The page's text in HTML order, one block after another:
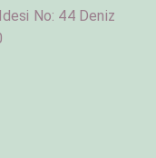
No: 44 Deniz